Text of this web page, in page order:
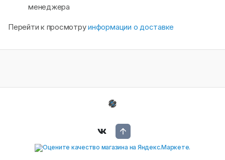
менеджера
Перейти к просмотруинформации о доставке